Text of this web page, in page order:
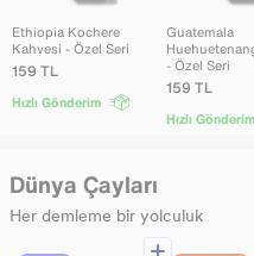
Ethiopia Kochere
Kahvesi - Özel Seri
159 TL
Hızlı Gönderim
Guatemala
- Özel Seri
159TL
Hızlı Gönderim
Dünya Çayları
Her demleme bir yolculuk